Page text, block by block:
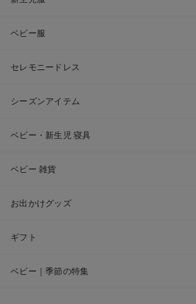
ベビー服
セレモニードレス
シーズンアイテム
ベビー・新生児 寝具
ベビー 雑貨
お出かけグッズ
ギフト
ベビー｜季節の特集